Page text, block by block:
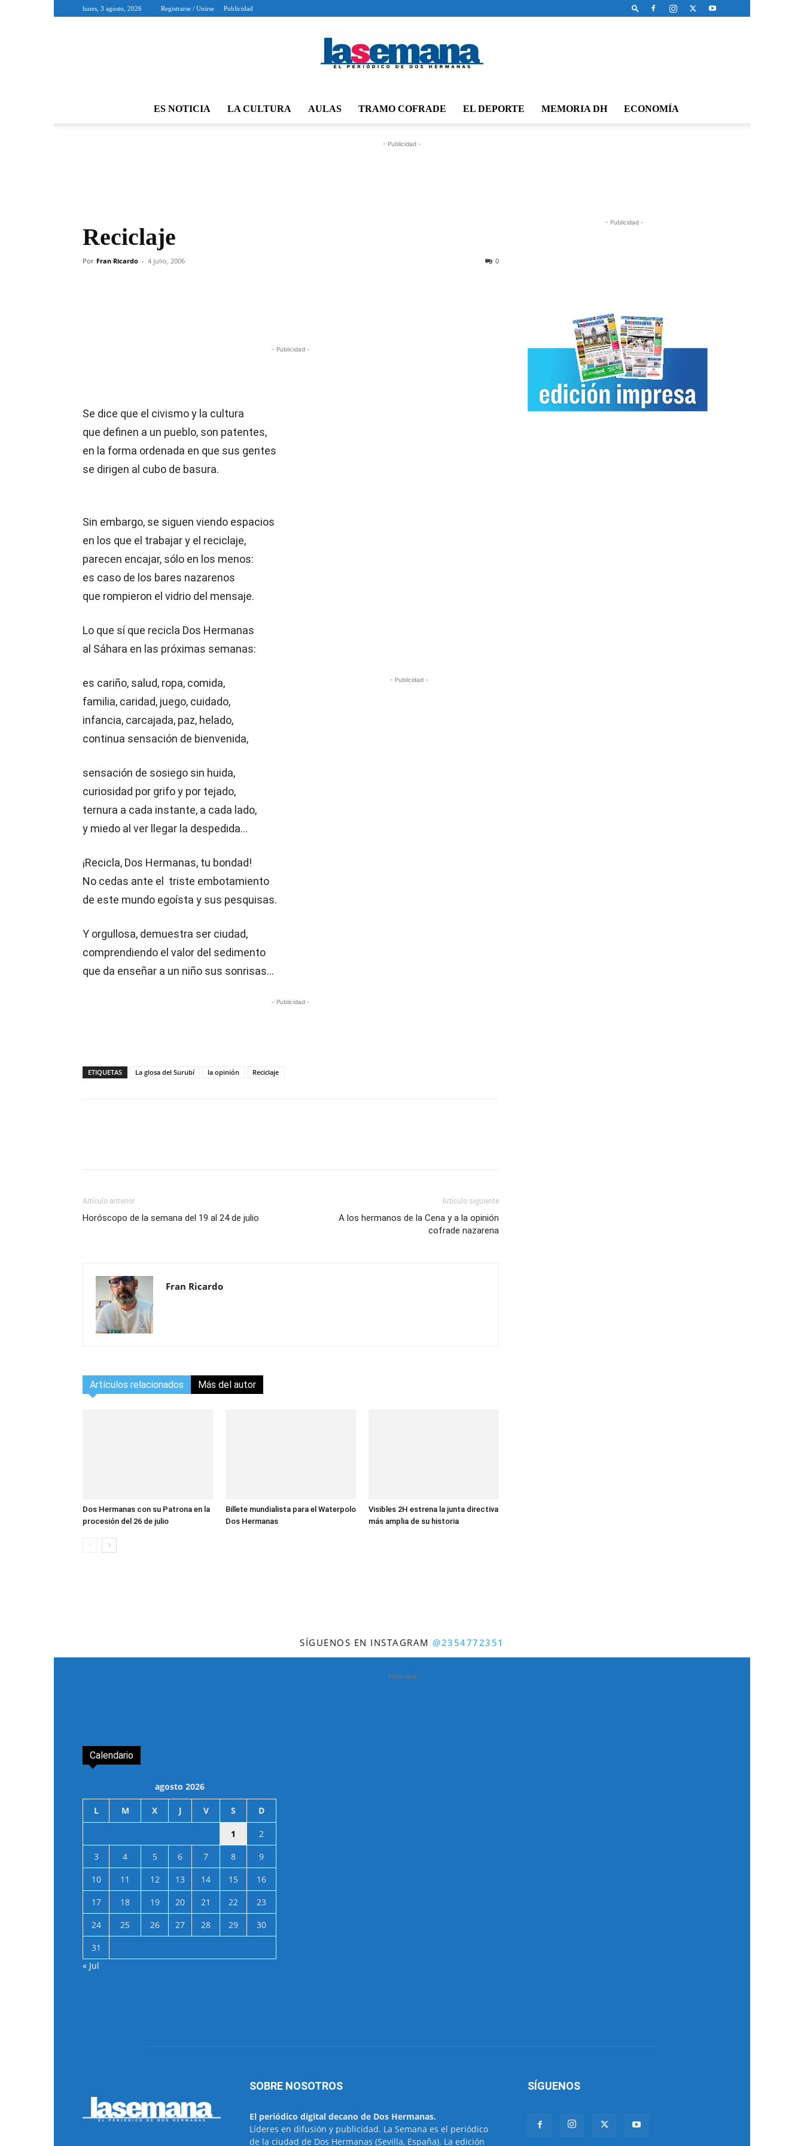
lunes, 3 agosto, 2026 Registrarse / Unirse Publicidad
ES NOTICIA LA CULTURA AULAS TRAMO COFRADE EL DEPORTE MEMORIA DH ECONOMÍA
- Publicidad -
Reciclaje
Por Fran Ricardo - 4 julio, 2006 0
- Publicidad -
Se dice que el civismo y la cultura
que definen a un pueblo, son patentes,
en la forma ordenada en que sus gentes
se dirigen al cubo de basura.
Sin embargo, se siguen viendo espacios
en los que el trabajar y el reciclaje,
parecen encajar, sólo en los menos:
es caso de los bares nazarenos
que rompieron el vidrio del mensaje.
Lo que sí que recicla Dos Hermanas
al Sáhara en las próximas semanas:
- Publicidad -
es cariño, salud, ropa, comida,
familia, caridad, juego, cuidado,
infancia, carcajada, paz, helado,
continua sensación de bienvenida,
sensación de sosiego sin huida,
curiosidad por grifo y por tejado,
ternura a cada instante, a cada lado,
y miedo al ver llegar la despedida…
¡Recicla, Dos Hermanas, tu bondad!
No cedas ante el triste embotamiento
de este mundo egoísta y sus pesquisas.
Y orgullosa, demuestra ser ciudad,
comprendiendo el valor del sedimento
que da enseñar a un niño sus sonrisas…
- Publicidad -
ETIQUETAS La glosa del Surubí la opinión Reciclaje
Artículo anterior
Horóscopo de la semana del 19 al 24 de julio
Artículo siguiente
A los hermanos de la Cena y a la opinión
cofrade nazarena
Fran Ricardo
Artículos relacionados Más del autor
Dos Hermanas con su Patrona en la
procesión del 26 de julio
Billete mundialista para el Waterpolo
Dos Hermanas
Visibles 2H estrena la junta directiva
más amplia de su historia
- Publicidad -
SÍGUENOS EN INSTAGRAM@2354772351
- Publicidad -
Calendario
agosto 2026
L M X J V S D
1
2
3
4 5 6 7 8
9
10
11 12 13 14 15
16
17
18 19 20 21 22
23
24
25 26 27 28 29
30
31
« Jul
SOBRE NOSOTROS
El periódico digital decano de Dos Hermanas.
Líderes en difusión y publicidad. La Semana es el periódico
de la ciudad de Dos Hermanas (Sevilla, España). La edición
SÍGUENOS